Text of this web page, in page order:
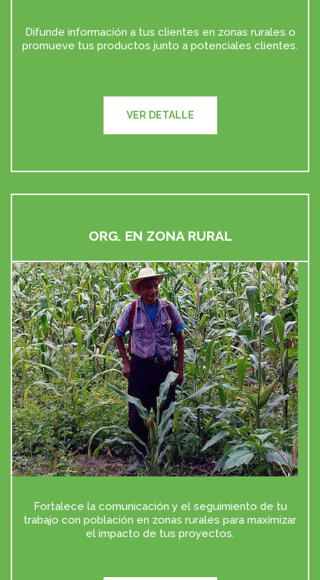
Difunde información a tus clientes en zonas rurales o
promueve tus productos junto a potenciales clientes.
ORG. EN ZONA RURAL
Fortalece la comunicación y el seguimiento de tu
trabajo con población en zonas rurales para maximizar
el impacto de tus proyectos.